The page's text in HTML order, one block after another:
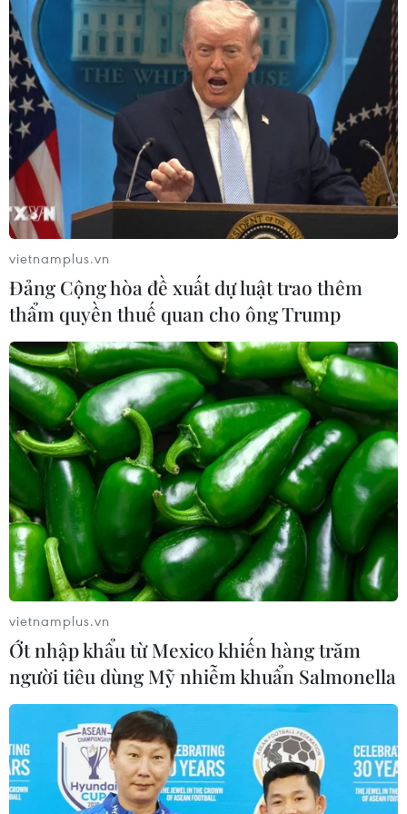
Đảng Cộng hòa đề xuất dự luật trao
thêm thẩm quyền thuế quan cho ông
Trump
07/08/2026 00:33
Cựu Giám đốc Viện Quốc gia về Dị
ứng của Mỹ bị buộc tội khinh thường
Quốc hội
07/08/2026 00:25
Mexico triển khai hàng nghìn binh sỹ
bảo vệ các vùng trồng bơ trọng điểm
07/08/2026 00:09
Mỹ: Lãi suất thế chấp tăng lên mức
cao nhất kể từ tháng Bảy năm ngoái
07/08/2026 00:05
Mỹ siết chặt quyền công dân theo nơi
sinh, mở rộng chống “du lịch sinh
con”
06/08/2026 22:59
Bộ Ngoại giao Mỹ mở rộng kiểm tra
mạng xã hội đối với đương đơn xin
thị thực
06/08/2026 22:52
vietnamplus.vn
Đảng Cộng hòa đề xuất dự luật trao thêm
thẩm quyền thuế quan cho ông Trump
vietnamplus.vn
Ớt nhập khẩu từ Mexico khiến hàng trăm
người tiêu dùng Mỹ nhiễm khuẩn Salmonella